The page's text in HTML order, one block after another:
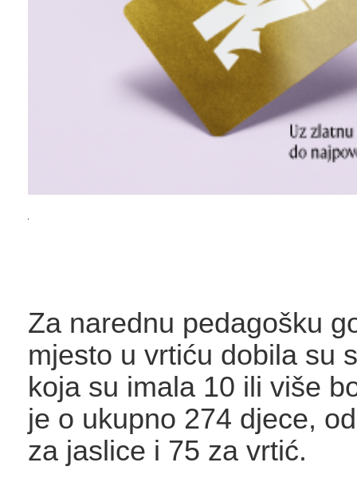
Za narednu pedagošku
mjesto u vrtiću dobila su
koja su imala 10 ili više
je o ukupno 274 djece,
za jaslice i 75 za vrtić.